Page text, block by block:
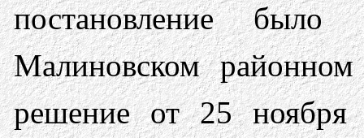
постановление
Малиновском
решение от 25 ноября